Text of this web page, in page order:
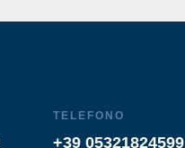
TELEFONO
+39 05321824599